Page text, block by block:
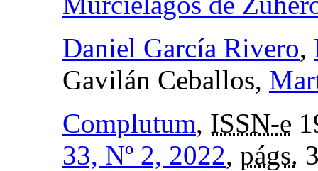
Daniel García Rivero,
Gavilán Ceballos,
Complutum, ISSN-e
33, Nº 2, 2022, págs.